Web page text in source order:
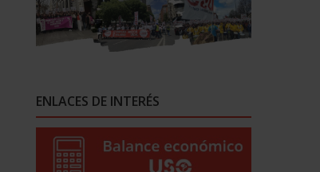
ENLACES DE INTERÉS